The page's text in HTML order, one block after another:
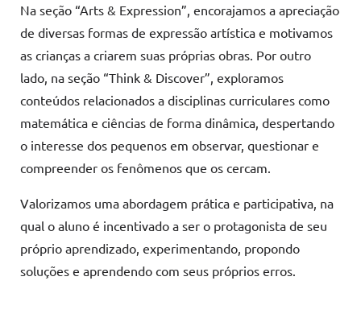
Na seção “Arts & Expression”, encorajamos a apreciação
de diversas formas de expressão artística e motivamos
as crianças a criarem suas próprias obras. Por outro
lado, na seção “Think & Discover”, exploramos
conteúdos relacionados a disciplinas curriculares como
matemática e ciências de forma dinâmica, despertando
o interesse dos pequenos em observar, questionar e
compreender os fenômenos que os cercam.
Valorizamos uma abordagem prática e participativa, na
qual o aluno é incentivado a ser o protagonista de seu
próprio aprendizado, experimentando, propondo
soluções e aprendendo com seus próprios erros.